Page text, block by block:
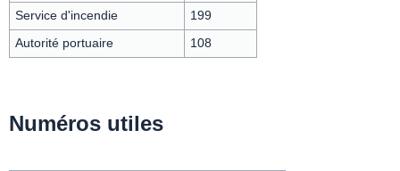
Service d'incendie 199
Autorité portuaire 108
Numéros utiles